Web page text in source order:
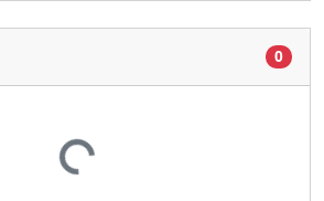
0
Yükleniyor...